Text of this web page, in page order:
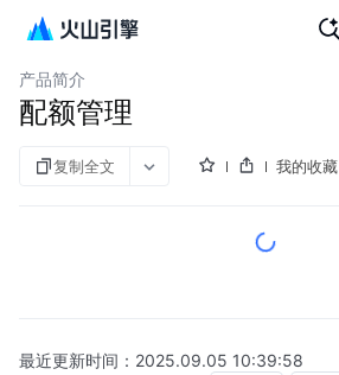
文件存储 vePFS
产品简介
配额管理
复制全文 我的收藏
最近更新时间： 2025.09.05 10:39:58